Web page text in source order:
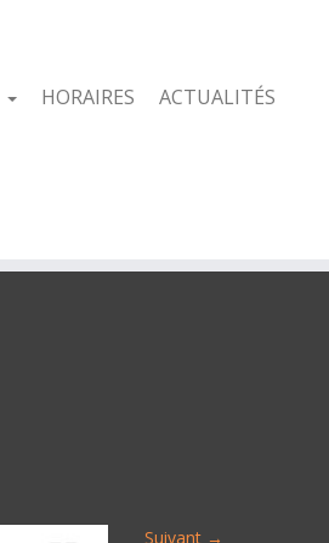
HORAIRES
ACTUALITÉS
Suivant →